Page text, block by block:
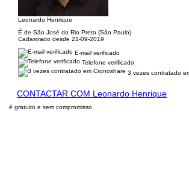
Leonardo Henrique
É de São José do Rio Preto (São Paulo)
Cadastrado desde 21-09-2019
E-mail verificado
Telefone verificado
3 vezes contratado
CONTACTAR COM Leonardo Henrique
é gratuito e sem compromisso